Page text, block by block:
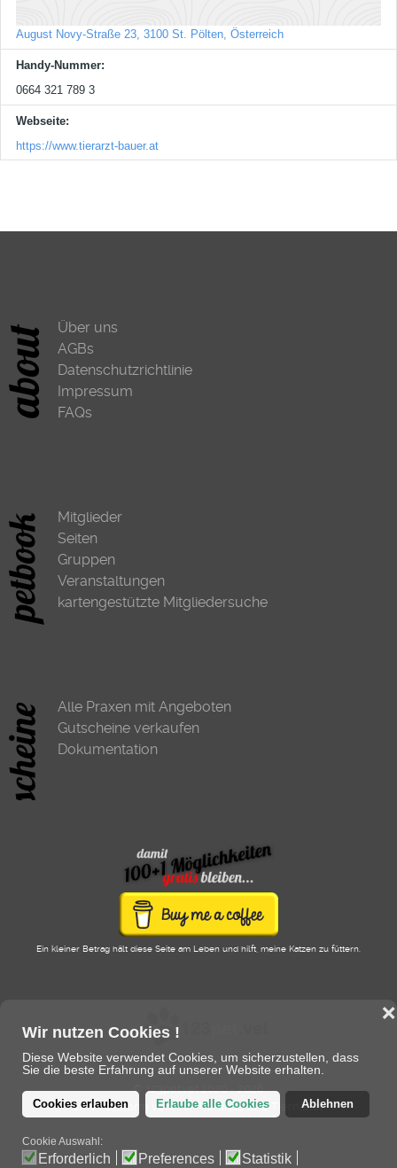
Wir nutzen Cookies !
Diese Website verwendet Cookies, um sicherzustellen, dass
Sie die beste Erfahrung auf unserer Website erhalten.
Cookies erlauben Erlaube alle Cookies Ablehnen
❌
Cookie Auswahl:
Erforderlich Preferences Statistik
August Novy-Straße 23, 3100 St. Pölten, Österreich
Handy-Nummer:
0664 321 789 3
Webseite:
https://www.tierarzt-bauer.at
Über uns
AGBs
Datenschutzrichtlinie
Impressum
FAQs
Mitglieder
Seiten
Gruppen
Veranstaltungen
kartengestützte Mitgliedersuche
Alle Praxen mit Angeboten
Gutscheine verkaufen
Dokumentation
Ein kleiner Betrag hält diese Seite am Leben und hilft, meine Katzen zu füttern.
© 123pet.vet 2020 - 2026
eine Plattform von/für Tierärzte und Tierhalter